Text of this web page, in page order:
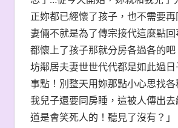
正妳都已經懷了孩子，也不需要
妻倆不就是為了傳宗接代這麼點
都懷上了孩子那就分房各過各的
坊鄰居夫妻世世代代都是如此過
事點！別整天用妳那點小心思找
我兒子還要同房睡，這被人傳出
道是會笑死人的！聽見了沒有？」